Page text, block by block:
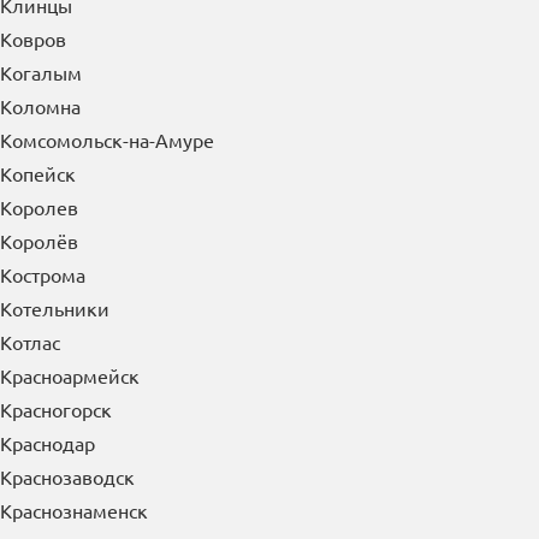
Клинцы
Ковров
Когалым
Коломна
Комсомольск-на-Амуре
Копейск
Королев
Королёв
Кострома
Котельники
Котлас
Красноармейск
Красногорск
Краснодар
Краснозаводск
Краснознаменск